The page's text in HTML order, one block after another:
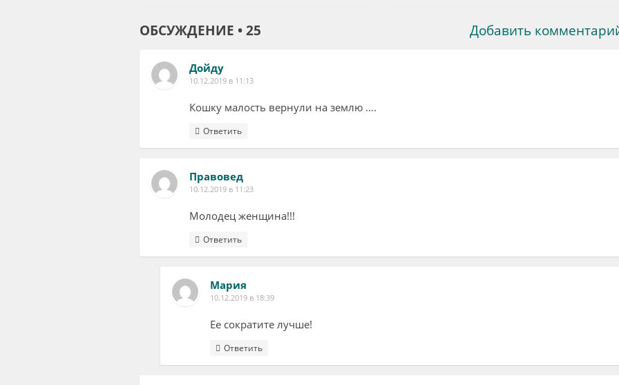
ОБСУЖДЕНИЕ • 25 Добавить
Дойду
10.12.2019 в 11:13
Кошку малость вернули на землю ….
Ответить
Правовед
10.12.2019 в 11:23
Молодец женщина!!!
Ответить
Мария
10.12.2019 в 18:39
Ее сократите лучше!
Ответить